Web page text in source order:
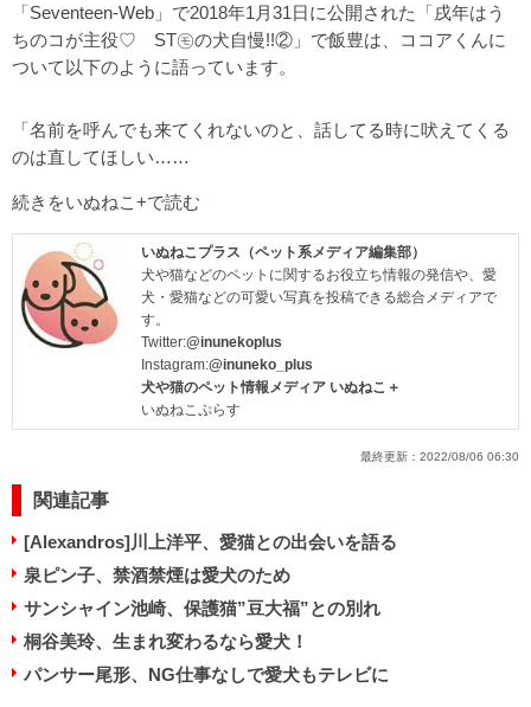
「Seventeen-Web」で2018年1月31日に公開された「戌年はう
ちのコが主役♡ ST㋲の犬自慢!!②」で飯豊は、ココアくんに
ついて以下のように語っています。
「名前を呼んでも来てくれないのと、話してる時に吠えてくる
のは直してほしい……
続きをいぬねこ+で読む
いぬねこプラス（ペット系メディア編集部）
犬や猫などのペットに関するお役立ち情報の発信や、愛
犬・愛猫などの可愛い写真を投稿できる総合メディアで
す。
Twitter:@inunekoplus
Instagram:@inuneko_plus
犬や猫のペット情報メディア いぬねこ＋
いぬねこぷらす
最終更新： 2022/08/06 06:30
関連記事
[Alexandros]川上洋平、愛猫との出会いを語る
泉ピン子、禁酒禁煙は愛犬のため
サンシャイン池崎、保護猫”豆大福”との別れ
桐谷美玲、生まれ変わるなら愛犬！
パンサー尾形、NG仕事なしで愛犬もテレビに